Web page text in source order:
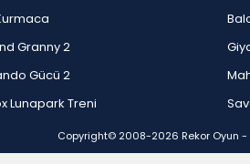
Granny 2
Gücü 2
Lunapark Treni
Copyright© 2008-2026 Rekor Oyun -